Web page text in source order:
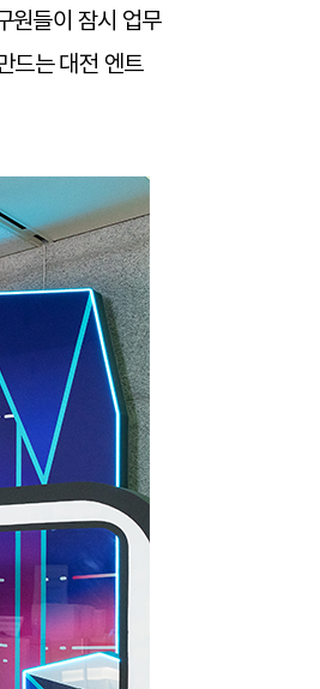
원들이 잠시 업무
드는 대전 엔트